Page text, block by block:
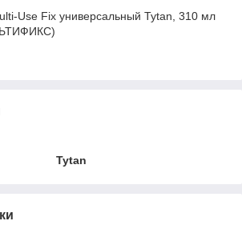
Use Fix универсальный Tytan, 310 мл
Tytan